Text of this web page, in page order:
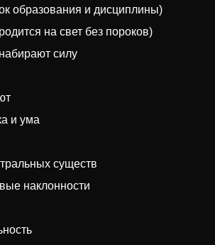
образования и дисциплины)
на свет без пороков)
силу
и ума
существ
наклонности